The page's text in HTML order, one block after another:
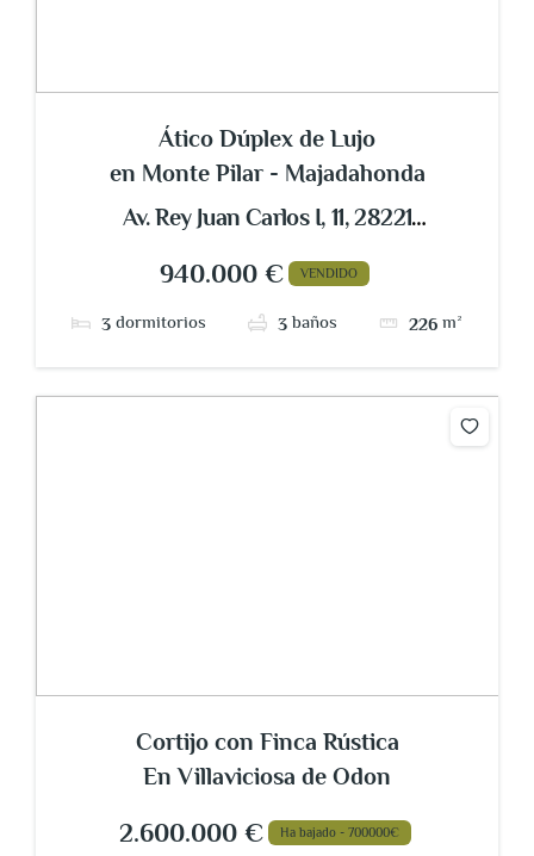
Ático Dúplex de Lujo
en Monte Pilar - Majadahonda
Av. Rey Juan Carlos I, 11, 28221
940.000 € VENDIDO
3 dormitorios 3 baños 226m²
Cortijo con Finca Rústica
En Villaviciosa de Odon
2.600.000 € Ha bajado - 700000€